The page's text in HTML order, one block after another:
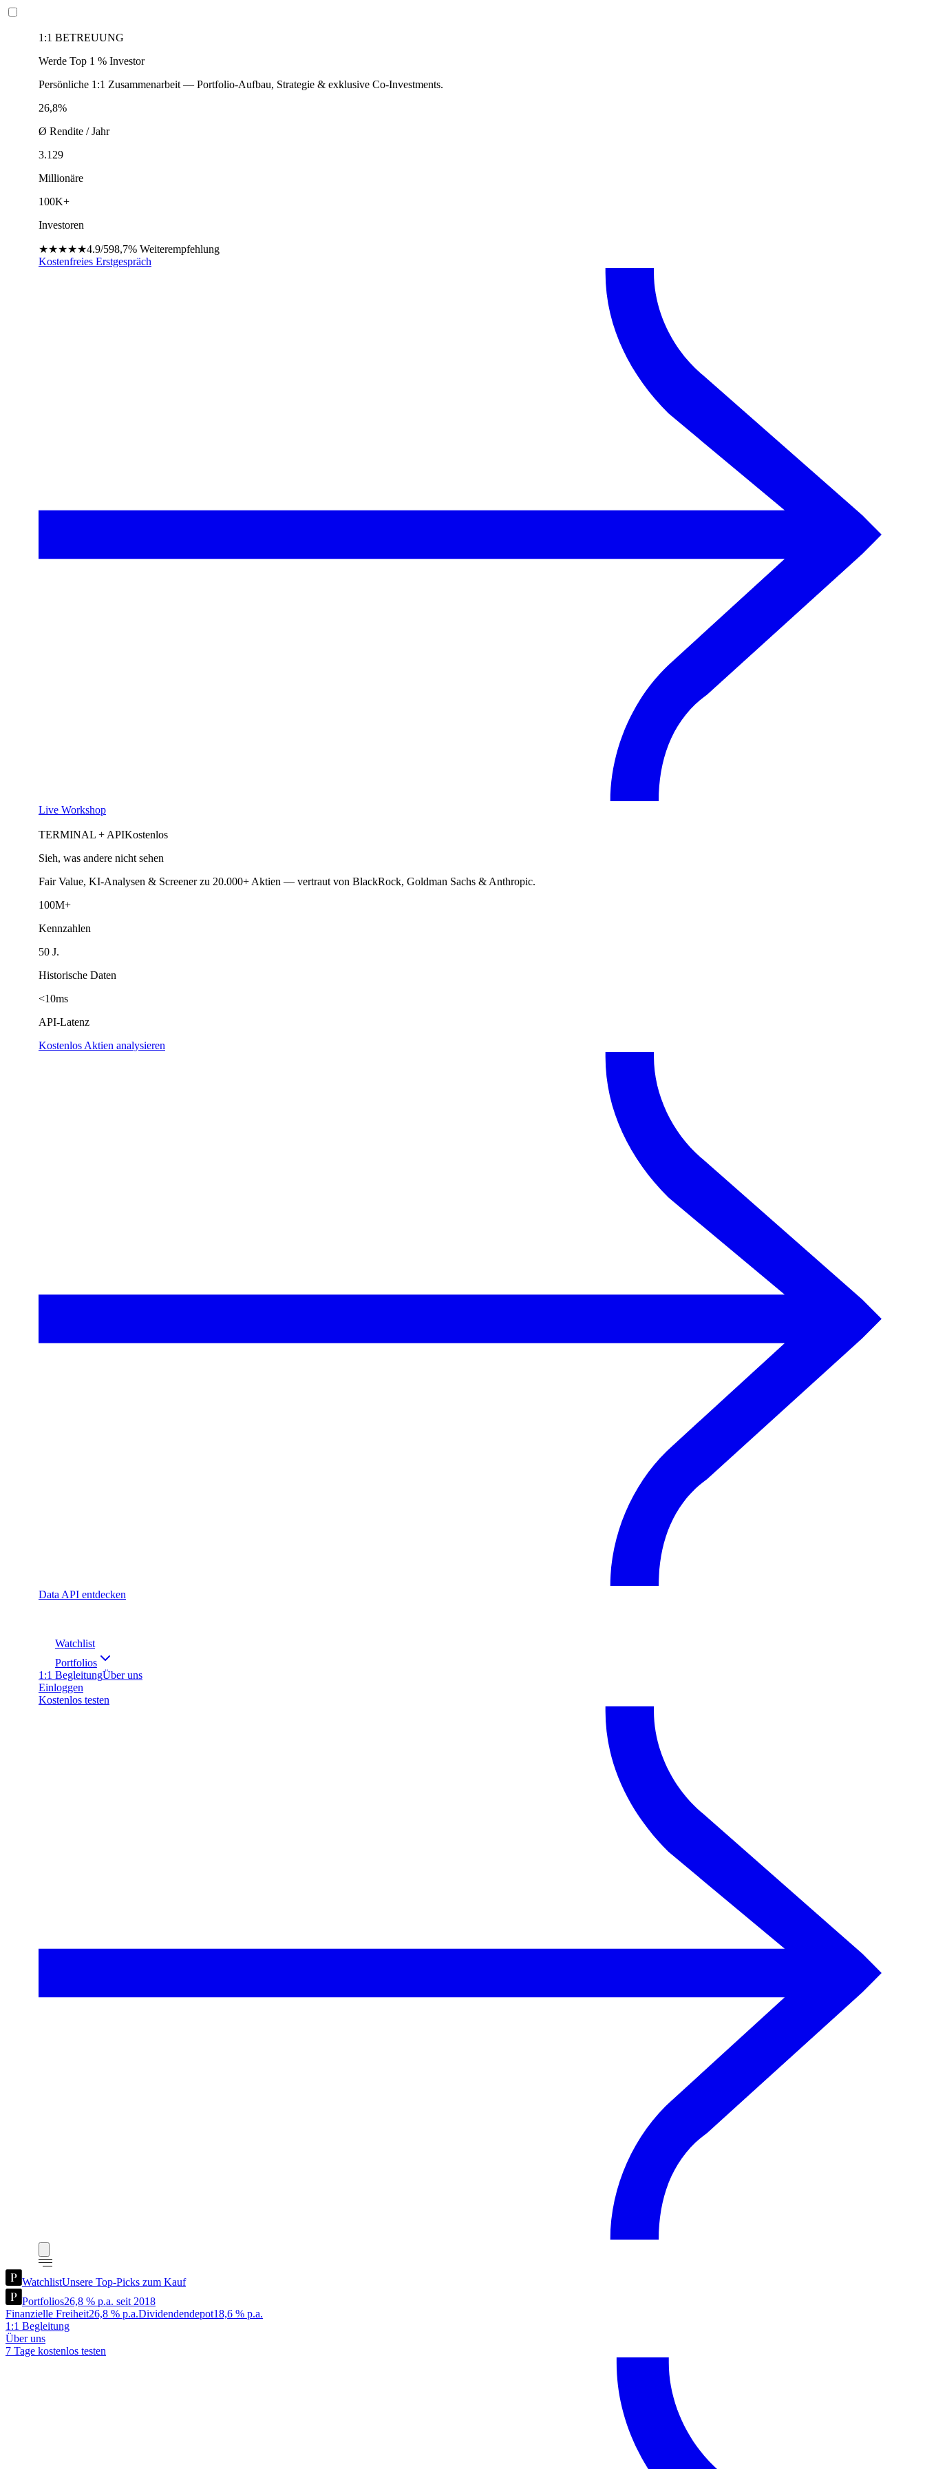
1:1 BETREUUNG
Werde Top 1 % Investor
Persönliche 1:1 Zusammenarbeit — Portfolio-Aufbau, Strategie & exklusive Co-Investments.
26,8%
Ø Rendite / Jahr
3.129
Millionäre
100K+
Investoren
★★★★★4.9/598,7% Weiterempfehlung
Kostenfreies Erstgespräch
Live Workshop
TERMINAL + APIKostenlos
Sieh, was andere nicht sehen
Fair Value, KI-Analysen & Screener zu 20.000+ Aktien — vertraut von BlackRock, Goldman Sachs & Anthropic.
100M+
Kennzahlen
50 J.
Historische Daten
<10ms
API-Latenz
Kostenlos Aktien analysieren
Data API entdecken
Watchlist
Portfolios
1:1 BegleitungÜber uns
Einloggen
Kostenlos testen
WatchlistUnsere Top-Picks zum Kauf
Portfolios26,8 % p.a. seit 2018
Finanzielle Freiheit26,8 % p.a.Dividendendepot18,6 % p.a.
1:1 Begleitung
Über uns
7 Tage kostenlos testen